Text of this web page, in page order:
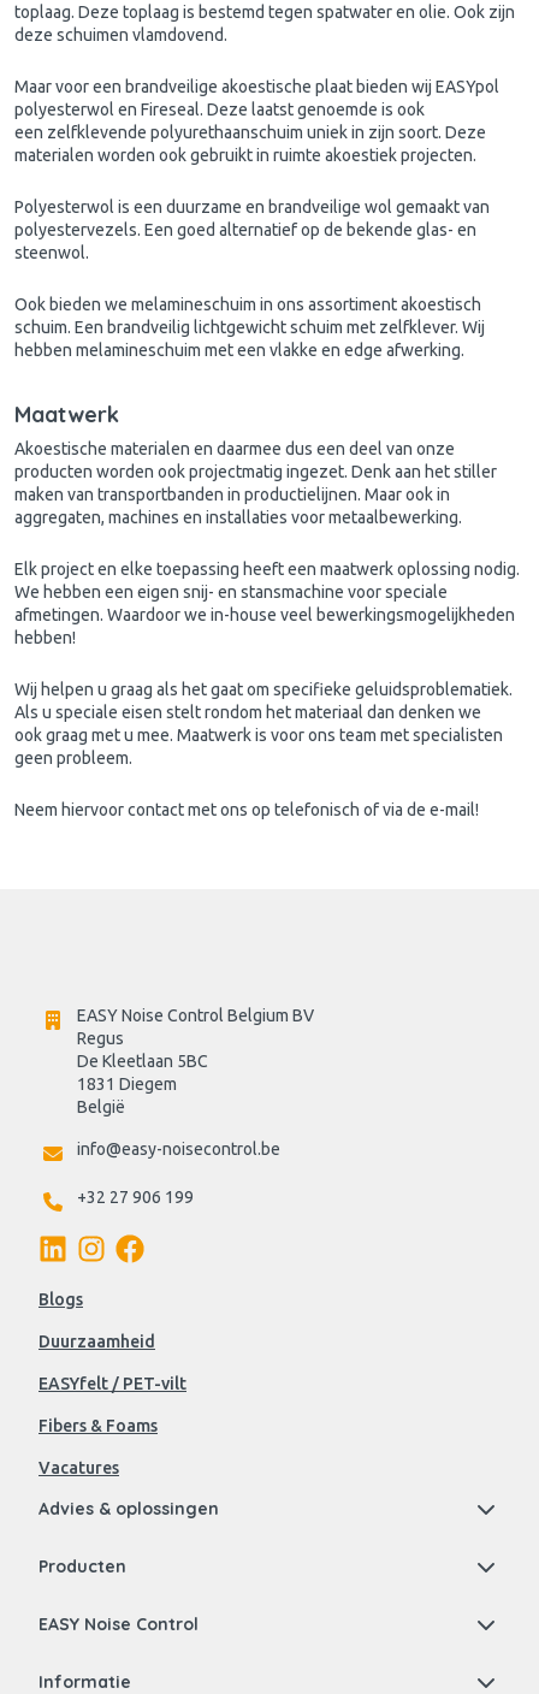
toplaag. Deze toplaag is bestemd tegen spatwater en olie. Ook zijn
deze schuimen vlamdovend.
Maar voor een brandveilige akoestische plaat bieden wij EASYpol
polyesterwol en Fireseal. Deze laatst genoemde is ook
een zelfklevende polyurethaanschuim uniek in zijn soort. Deze
materialen worden ook gebruikt in ruimte akoestiek projecten.
Polyesterwol is een duurzame en brandveilige wol gemaakt van
polyestervezels. Een goed alternatief op de bekende glas- en
steenwol.
Ook bieden we melamineschuim in ons assortiment akoestisch
schuim. Een brandveilig lichtgewicht schuim met zelfklever. Wij
hebben melamineschuim met een vlakke en edge afwerking.
Maatwerk
Akoestische materialen en daarmee dus een deel van onze
producten worden ook projectmatig ingezet. Denk aan het stiller
maken van transportbanden in productielijnen. Maar ook in
aggregaten, machines en installaties voor metaalbewerking.
Elk project en elke toepassing heeft een maatwerk oplossing nodig.
We hebben een eigen snij- en stansmachine voor speciale
afmetingen. Waardoor we in-house veel bewerkingsmogelijkheden
hebben!
Wij helpen u graag als het gaat om specifieke geluidsproblematiek.
Als u speciale eisen stelt rondom het materiaal dan denken we
ook graag met u mee. Maatwerk is voor ons team met specialisten
geen probleem.
Neem hiervoor contact met ons op telefonisch of via de e-mail!
EASY Noise Control Belgium BV
Regus
De Kleetlaan 5BC
1831 Diegem
België
info@easy-noisecontrol.be
+32 27 906 199
Blogs
Duurzaamheid
EASYfelt / PET-vilt
Fibers & Foams
Vacatures
Advies & oplossingen
Producten
EASY Noise Control
Informatie